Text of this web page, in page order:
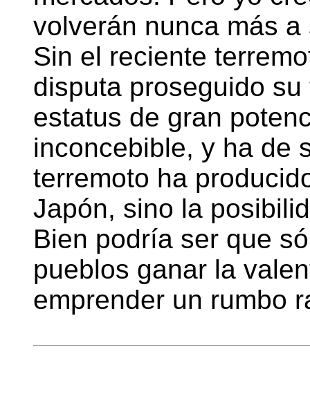
volverán nunca más
Sin el reciente
disputa proseguido
estatus de gran
inconcebible, y ha de
terremoto ha
Japón, sino la
Bien podría ser que
pueblos ganar la
emprender un rumbo